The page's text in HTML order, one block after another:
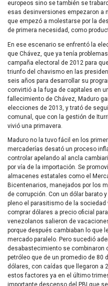
europeos sino se también se
esas desinversiones empezaron a
que empezó a molestarse por la
de primera necesidad, como
En ese escenario se enfrentó la
que Chávez, que ya tenía
campaña electoral de 2012 para
triunfo del chavismo en las
seis años para desarrollar su
convirtió a la fuga de capitales en
fallecimiento de Chávez, Maduro
elecciones de 2013, y trató de
comunal, que con la gestión de
vivió una primavera.
Maduro no la tuvo fácil en los
mercaderías desató un proceso
controlar apelando al ancla
por vía de la importación. Se
almacenes estatales como el
Bicentenarios, manejados por los
de corrupción. Con un dólar barato
pleno el parasitismo de la
comprar dólares a precio oficial
venezolanos salieron de
porque después cambiaban lo que
mercado paralelo. Pero sucedió
desabastecimiento se combinaron
petróleo que de un promedio de 80
dólares, con caídas que llegaron a
estos factores ya en el último
importante descenso del PBI que